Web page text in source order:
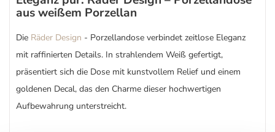
aus weißem Porzellan
Die Räder Design - Porzellandose verbindet zeitlose Eleganz
mit raffinierten Details. In strahlendem Weiß gefertigt,
präsentiert sich die Dose mit kunstvollem Relief und einem
goldenen Decal, das den Charme dieser hochwertigen
Aufbewahrung unterstreicht.